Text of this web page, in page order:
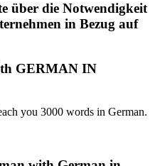
über die Notwendigkeit
in Bezug auf
GERMAN IN
you 3000 words in German.